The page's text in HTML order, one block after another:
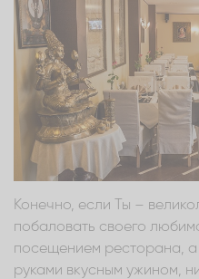
Конечно, если Ты –
побаловать своего
посещением ресторана, а
руками вкусным ужином,